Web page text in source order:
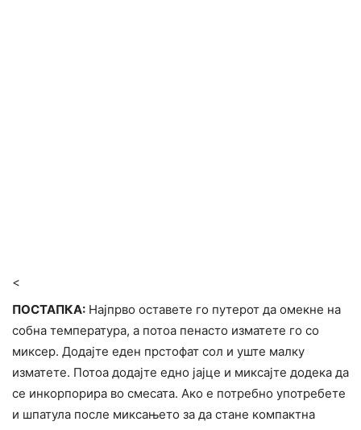
<
ПОСТАПКА: Најпрво оставете го путерот да омекне на
собна температура, а потоа пенасто изматете го со
миксер. Додајте еден прстофат сол и уште малку
изматете. Потоа додајте едно јајце и миксајте додека да
се инкорпорира во смесата. Ако е потребно употребете
и шпатула после миксањето за да стане компактна